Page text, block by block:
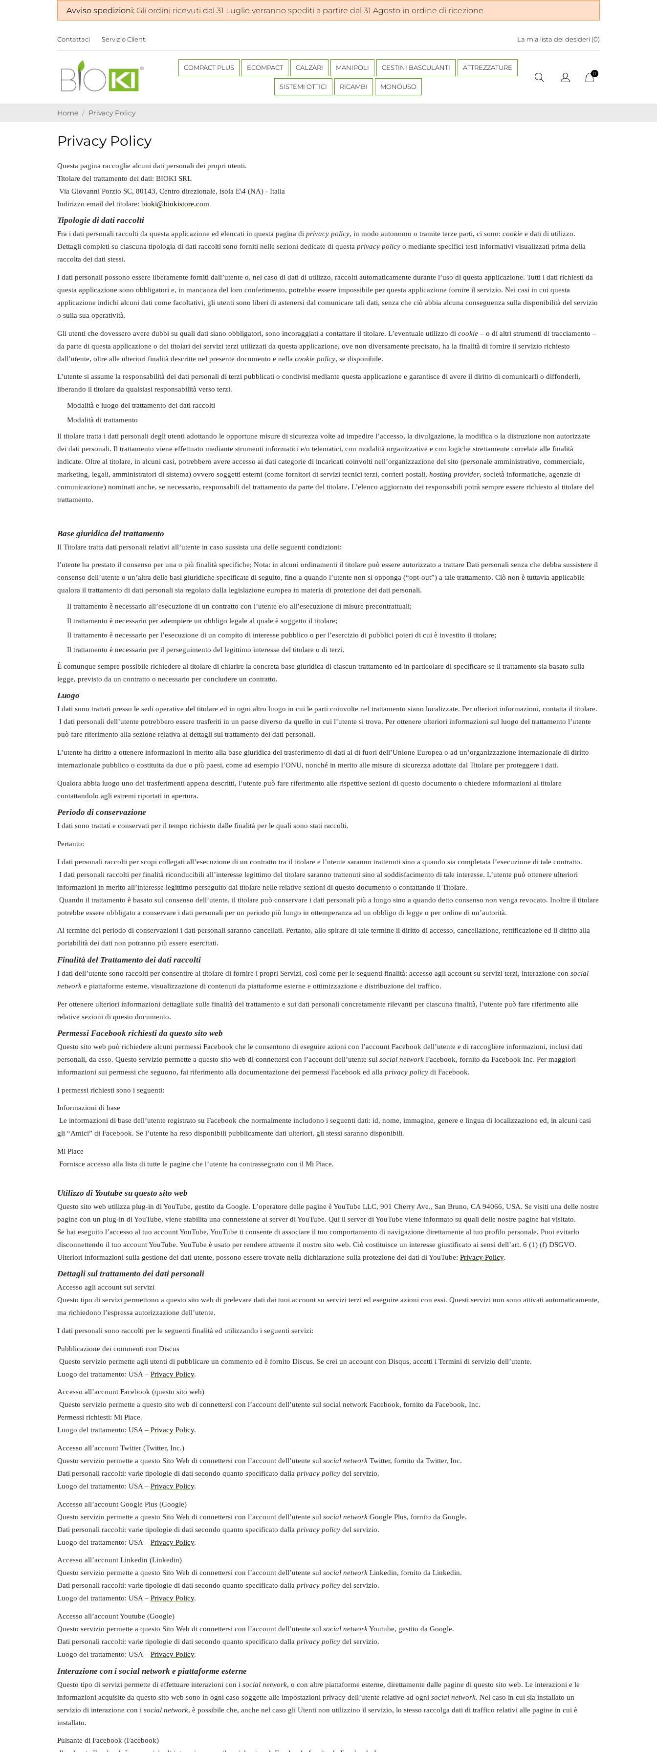
Avviso spedizioni:Gli ordini ricevuti dal 31 Luglio verranno spediti a partire dal 31 Agosto in ordine di ricezione.
Contattaci Servizio Clienti La mia lista dei desideri (0)
COMPACT PLUS ECOMPACT CALZARI MANIPOLI CESTINI BASCULANTI ATTREZZATURE
SISTEMI OTTICI RICAMBI MONOUSO
0
Home Privacy Policy
Privacy Policy
Questa pagina raccoglie alcuni dati personali dei propri utenti.
Titolare del trattamento dei dati: BIOKI SRL
Via Giovanni Porzio SC, 80143, Centro direzionale, isola E\4 (NA) - Italia
Indirizzo email del titolare: bioki@biokistore.com
Tipologie di dati raccolti
Fra i dati personali raccolti da questa applicazione ed elencati in questa pagina di privacy policy, in modo autonomo o tramite terze parti, ci sono: cookie e dati di utilizzo.
Dettagli completi su ciascuna tipologia di dati raccolti sono forniti nelle sezioni dedicate di questa privacy policy o mediante specifici testi informativi visualizzati prima della
raccolta dei dati stessi.
I dati personali possono essere liberamente forniti dall’utente o, nel caso di dati di utilizzo, raccolti automaticamente durante l’uso di questa applicazione. Tutti i dati richiesti da
questa applicazione sono obbligatori e, in mancanza del loro conferimento, potrebbe essere impossibile per questa applicazione fornire il servizio. Nei casi in cui questa
applicazione indichi alcuni dati come facoltativi, gli utenti sono liberi di astenersi dal comunicare tali dati, senza che ciò abbia alcuna conseguenza sulla disponibilità del servizio
o sulla sua operatività.
Gli utenti che dovessero avere dubbi su quali dati siano obbligatori, sono incoraggiati a contattare il titolare. L’eventuale utilizzo di cookie – o di altri strumenti di tracciamento –
da parte di questa applicazione o dei titolari dei servizi terzi utilizzati da questa applicazione, ove non diversamente precisato, ha la finalità di fornire il servizio richiesto
dall’utente, oltre alle ulteriori finalità descritte nel presente documento e nella cookie policy, se disponibile.
L’utente si assume la responsabilità dei dati personali di terzi pubblicati o condivisi mediante questa applicazione e garantisce di avere il diritto di comunicarli o diffonderli,
liberando il titolare da qualsiasi responsabilità verso terzi.
Modalità e luogo del trattamento dei dati raccolti
Modalità di trattamento
Il titolare tratta i dati personali degli utenti adottando le opportune misure di sicurezza volte ad impedire l’accesso, la divulgazione, la modifica o la distruzione non autorizzate
dei dati personali. Il trattamento viene effettuato mediante strumenti informatici e/o telematici, con modalità organizzative e con logiche strettamente correlate alle finalità
indicate. Oltre al titolare, in alcuni casi, potrebbero avere accesso ai dati categorie di incaricati coinvolti nell’organizzazione del sito (personale amministrativo, commerciale,
marketing, legali, amministratori di sistema) ovvero soggetti esterni (come fornitori di servizi tecnici terzi, corrieri postali, hosting provider, società informatiche, agenzie di
comunicazione) nominati anche, se necessario, responsabili del trattamento da parte del titolare. L’elenco aggiornato dei responsabili potrà sempre essere richiesto al titolare del
trattamento.
Base giuridica del trattamento
Il Titolare tratta dati personali relativi all’utente in caso sussista una delle seguenti condizioni:
l’utente ha prestato il consenso per una o più finalità specifiche; Nota: in alcuni ordinamenti il titolare può essere autorizzato a trattare Dati personali senza che debba sussistere il
consenso dell’utente o un’altra delle basi giuridiche specificate di seguito, fino a quando l’utente non si opponga (“opt-out”) a tale trattamento. Ciò non è tuttavia applicabile
qualora il trattamento di dati personali sia regolato dalla legislazione europea in materia di protezione dei dati personali.
Il trattamento è necessario all’esecuzione di un contratto con l’utente e/o all’esecuzione di misure precontrattuali;
Il trattamento è necessario per adempiere un obbligo legale al quale è soggetto il titolare;
Il trattamento è necessario per l’esecuzione di un compito di interesse pubblico o per l’esercizio di pubblici poteri di cui è investito il titolare;
Il trattamento è necessario per il perseguimento del legittimo interesse del titolare o di terzi.
È comunque sempre possibile richiedere al titolare di chiarire la concreta base giuridica di ciascun trattamento ed in particolare di specificare se il trattamento sia basato sulla
legge, previsto da un contratto o necessario per concludere un contratto.
Luogo
I dati sono trattati presso le sedi operative del titolare ed in ogni altro luogo in cui le parti coinvolte nel trattamento siano localizzate. Per ulteriori informazioni, contatta il titolare.
I dati personali dell’utente potrebbero essere trasferiti in un paese diverso da quello in cui l’utente si trova. Per ottenere ulteriori informazioni sul luogo del trattamento l’utente
può fare riferimento alla sezione relativa ai dettagli sul trattamento dei dati personali.
L’utente ha diritto a ottenere informazioni in merito alla base giuridica del trasferimento di dati al di fuori dell’Unione Europea o ad un’organizzazione internazionale di diritto
internazionale pubblico o costituita da due o più paesi, come ad esempio l’ONU, nonché in merito alle misure di sicurezza adottate dal Titolare per proteggere i dati.
Qualora abbia luogo uno dei trasferimenti appena descritti, l’utente può fare riferimento alle rispettive sezioni di questo documento o chiedere informazioni al titolare
contattandolo agli estremi riportati in apertura.
Periodo di conservazione
I dati sono trattati e conservati per il tempo richiesto dalle finalità per le quali sono stati raccolti.
Pertanto:
I dati personali raccolti per scopi collegati all’esecuzione di un contratto tra il titolare e l’utente saranno trattenuti sino a quando sia completata l’esecuzione di tale contratto.
I dati personali raccolti per finalità riconducibili all’interesse legittimo del titolare saranno trattenuti sino al soddisfacimento di tale interesse. L’utente può ottenere ulteriori
informazioni in merito all’interesse legittimo perseguito dal titolare nelle relative sezioni di questo documento o contattando il Titolare.
Quando il trattamento è basato sul consenso dell’utente, il titolare può conservare i dati personali più a lungo sino a quando detto consenso non venga revocato. Inoltre il titolare
potrebbe essere obbligato a conservare i dati personali per un periodo più lungo in ottemperanza ad un obbligo di legge o per ordine di un’autorità.
Al termine del periodo di conservazioni i dati personali saranno cancellati. Pertanto, allo spirare di tale termine il diritto di accesso, cancellazione, rettificazione ed il diritto alla
portabilità dei dati non potranno più essere esercitati.
Finalità del Trattamento dei dati raccolti
I dati dell’utente sono raccolti per consentire al titolare di fornire i propri Servizi, così come per le seguenti finalità: accesso agli account su servizi terzi, interazione con social
network e piattaforme esterne, visualizzazione di contenuti da piattaforme esterne e ottimizzazione e distribuzione del traffico.
Per ottenere ulteriori informazioni dettagliate sulle finalità del trattamento e sui dati personali concretamente rilevanti per ciascuna finalità, l’utente può fare riferimento alle
relative sezioni di questo documento.
Permessi Facebook richiesti da questo sito web
Questo sito web può richiedere alcuni permessi Facebook che le consentono di eseguire azioni con l’account Facebook dell’utente e di raccogliere informazioni, inclusi dati
personali, da esso. Questo servizio permette a questo sito web di connettersi con l’account dell’utente sul social network Facebook, fornito da Facebook Inc. Per maggiori
informazioni sui permessi che seguono, fai riferimento alla documentazione dei permessi Facebook ed alla privacy policy di Facebook.
I permessi richiesti sono i seguenti:
Informazioni di base
Le informazioni di base dell’utente registrato su Facebook che normalmente includono i seguenti dati: id, nome, immagine, genere e lingua di localizzazione ed, in alcuni casi
gli “Amici” di Facebook. Se l’utente ha reso disponibili pubblicamente dati ulteriori, gli stessi saranno disponibili.
Mi Piace
Fornisce accesso alla lista di tutte le pagine che l’utente ha contrassegnato con il Mi Piace.
Utilizzo di Youtube su questo sito web
Questo sito web utilizza plug-in di YouTube, gestito da Google. L’operatore delle pagine è YouTube LLC, 901 Cherry Ave., San Bruno, CA 94066, USA. Se visiti una delle nostre
pagine con un plug-in di YouTube, viene stabilita una connessione ai server di YouTube. Qui il server di YouTube viene informato su quali delle nostre pagine hai visitato.
Se hai eseguito l’accesso al tuo account YouTube, YouTube ti consente di associare il tuo comportamento di navigazione direttamente al tuo profilo personale. Puoi evitarlo
disconnettendo il tuo account YouTube. YouTube è usato per rendere attraente il nostro sito web. Ciò costituisce un interesse giustificato ai sensi dell’art. 6 (1) (f) DSGVO.
Ulteriori informazioni sulla gestione dei dati utente, possono essere trovate nella dichiarazione sulla protezione dei dati di YouTube: Privacy Policy.
Dettagli sul trattamento dei dati personali
Accesso agli account sui servizi
Questo tipo di servizi permettono a questo sito web di prelevare dati dai tuoi account su servizi terzi ed eseguire azioni con essi. Questi servizi non sono attivati automaticamente,
ma richiedono l’espressa autorizzazione dell’utente.
I dati personali sono raccolti per le seguenti finalità ed utilizzando i seguenti servizi:
Pubblicazione dei commenti con Discus
Questo servizio permette agli utenti di pubblicare un commento ed è fornito Discus. Se crei un account con Disqus, accetti i Termini di servizio dell’utente.
Luogo del trattamento: USA – Privacy Policy.
Accesso all’account Facebook (questo sito web)
Questo servizio permette a questo sito web di connettersi con l’account dell’utente sul social network Facebook, fornito da Facebook, Inc.
Permessi richiesti: Mi Piace.
Luogo del trattamento: USA – Privacy Policy.
Accesso all’account Twitter (Twitter, Inc.)
Questo servizio permette a questo Sito Web di connettersi con l’account dell’utente sul social network Twitter, fornito da Twitter, Inc.
Dati personali raccolti: varie tipologie di dati secondo quanto specificato dalla privacy policy del servizio.
Luogo del trattamento: USA – Privacy Policy.
Accesso all’account Google Plus (Google)
Questo servizio permette a questo Sito Web di connettersi con l’account dell’utente sul social network Google Plus, fornito da Google.
Dati personali raccolti: varie tipologie di dati secondo quanto specificato dalla privacy policy del servizio.
Luogo del trattamento: USA – Privacy Policy.
Accesso all’account Linkedin (Linkedin)
Questo servizio permette a questo Sito Web di connettersi con l’account dell’utente sul social network Linkedin, fornito da Linkedin.
Dati personali raccolti: varie tipologie di dati secondo quanto specificato dalla privacy policy del servizio.
Luogo del trattamento: USA – Privacy Policy.
Accesso all’account Youtube (Google)
Questo servizio permette a questo Sito Web di connettersi con l’account dell’utente sul social networkYoutube, gestito da Google.
Dati personali raccolti: varie tipologie di dati secondo quanto specificato dalla privacy policy del servizio.
Luogo del trattamento: USA – Privacy Policy.
Interazione con i social network e piattaforme esterne
Questo tipo di servizi permette di effettuare interazioni con i social network, o con altre piattaforme esterne, direttamente dalle pagine di questo sito web. Le interazioni e le
informazioni acquisite da questo sito web sono in ogni caso soggette alle impostazioni privacy dell’utente relative ad ogni social network. Nel caso in cui sia installato un
servizio di interazione con i social network, è possibile che, anche nel caso gli Utenti non utilizzino il servizio, lo stesso raccolga dati di traffico relativi alle pagine in cui è
installato.
Pulsante di Facebook (Facebook)